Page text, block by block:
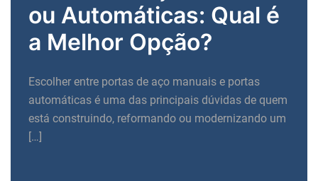
ou Automáticas: Qual é
a Melhor Opção?
Escolher entre portas de aço manuais e portas
automáticas é uma das principais dúvidas de quem
está construindo, reformando ou modernizando um
[…]